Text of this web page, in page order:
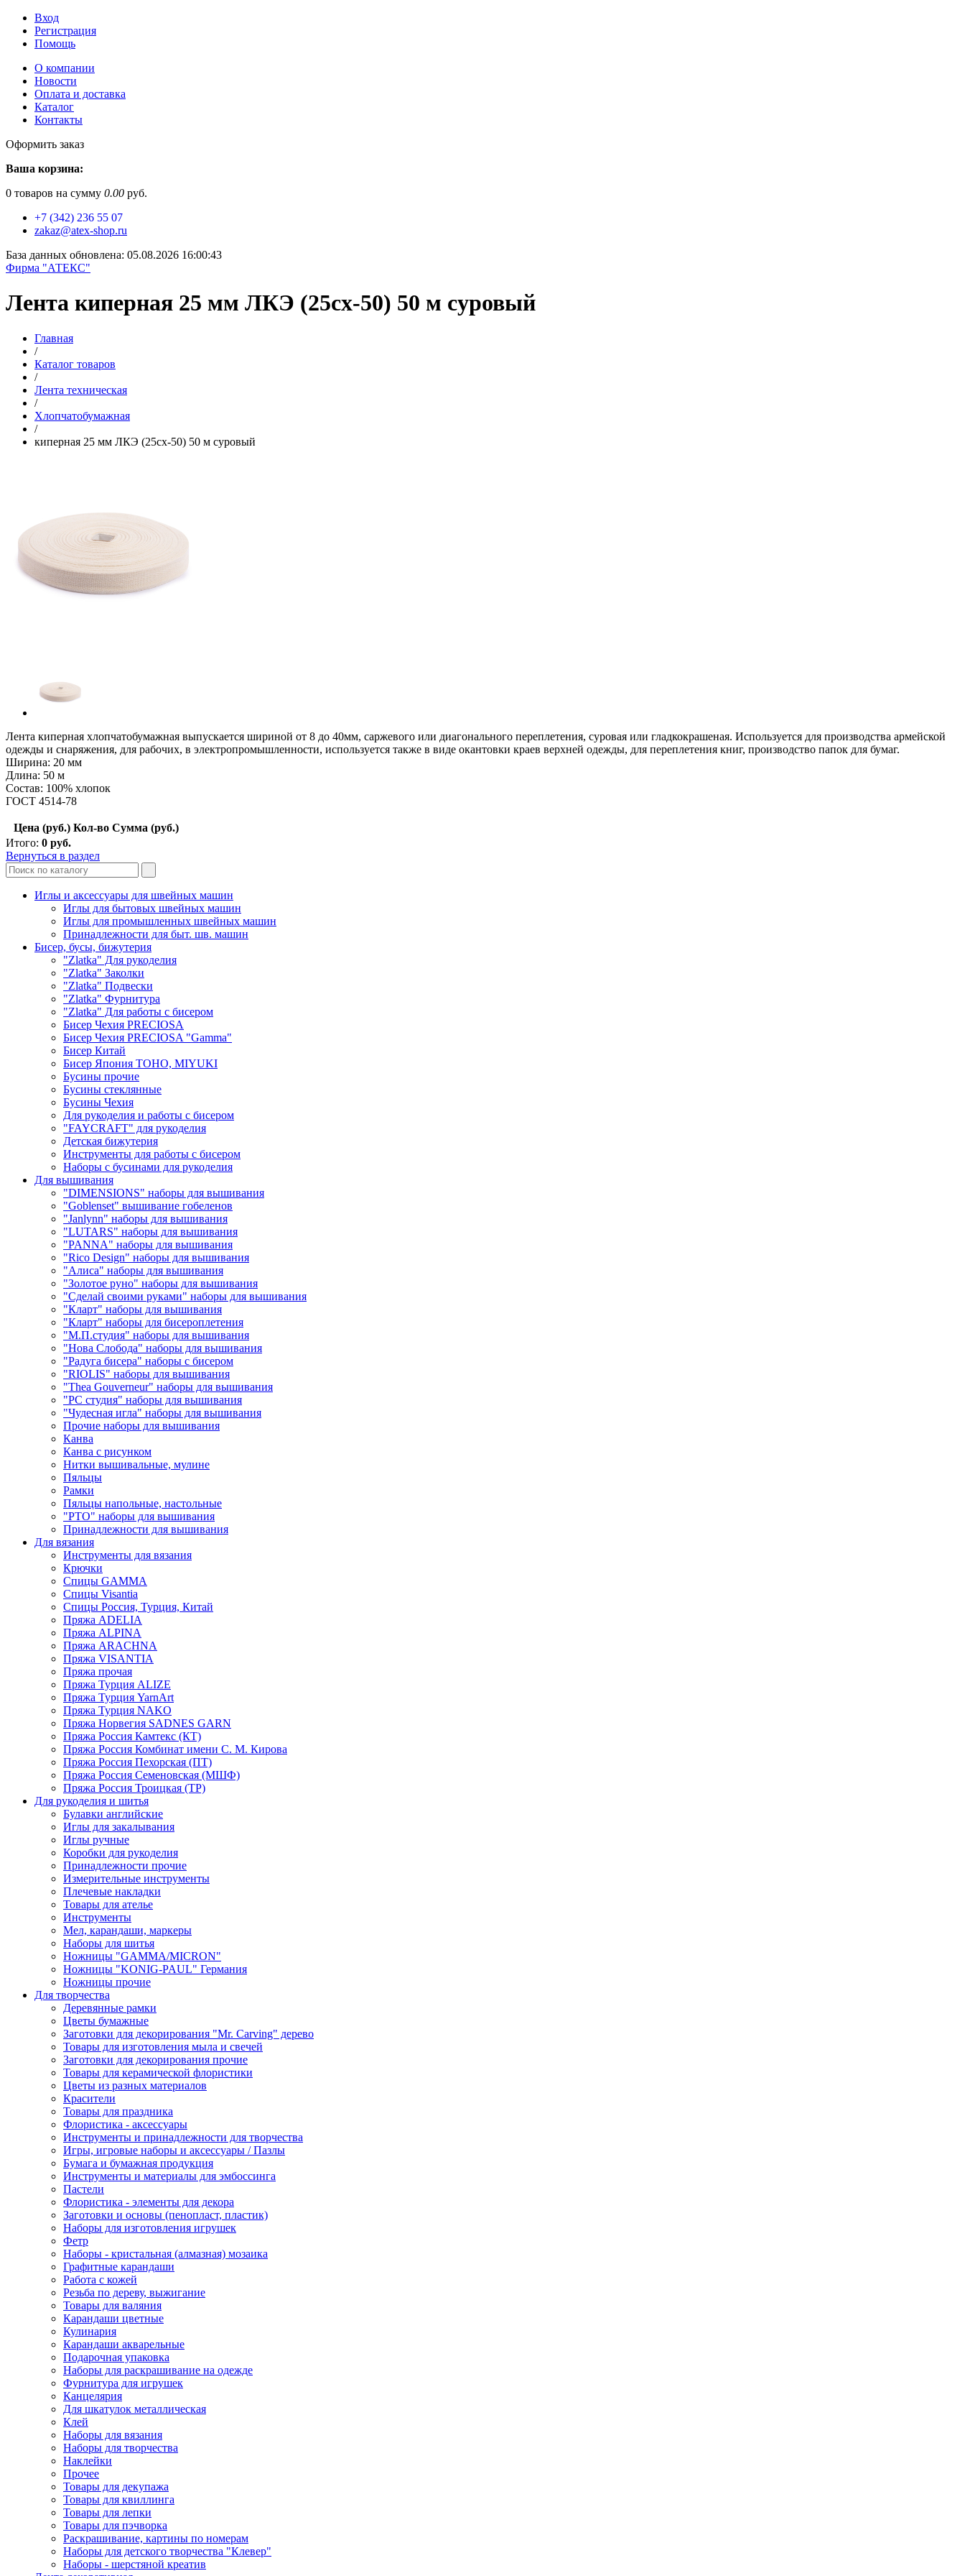
Вход
Регистрация
Помощь
О компании
Новости
Оплата и доставка
Каталог
Контакты
Оформить заказ
Ваша корзина:
0 товаров на сумму 0.00 руб.
+7 (342) 236 55 07
zakaz@atex-shop.ru
База данных обновлена: 05.08.2026 16:00:43
Фирма "АТЕКС"
Лента киперная 25 мм ЛКЭ (25сх-50) 50 м суровый
Главная
/
Каталог товаров
/
Лента техническая
/
Хлопчатобумажная
/
киперная 25 мм ЛКЭ (25сх-50) 50 м суровый
Лента киперная хлопчатобумажная выпускается шириной от 8 до 40мм, саржевого или диагонального переплетения, суровая или гладкокрашеная. Используется для производства армейской
одежды и снаряжения, для рабочих, в электропромышленности, используется также в виде окантовки краев верхней одежды, для переплетения книг, производство папок для бумаг.
Ширина: 20 мм
Длина: 50 м
Состав: 100% хлопок
ГОСТ 4514-78
Цена (руб.) Кол-во Сумма (руб.)
Итого: 0 руб.
Вернуться в раздел
Иглы и аксессуары для швейных машин
Иглы для бытовых швейных машин
Иглы для промышленных швейных машин
Принадлежности для быт. шв. машин
Бисер, бусы, бижутерия
"Zlatka" Для рукоделия
"Zlatka" Заколки
"Zlatka" Подвески
"Zlatka" Фурнитура
"Zlatka" Для работы с бисером
Бисер Чехия PRECIOSA
Бисер Чехия PRECIOSA "Gamma"
Бисер Китай
Бисер Япония TOHO, MIYUKI
Бусины прочие
Бусины стеклянные
Бусины Чехия
Для рукоделия и работы с бисером
"FAYCRAFT" для рукоделия
Детская бижутерия
Инструменты для работы с бисером
Наборы с бусинами для рукоделия
Для вышивания
"DIMENSIONS" наборы для вышивания
"Goblenset" вышивание гобеленов
"Janlynn" наборы для вышивания
"LUTARS" наборы для вышивания
"PANNA" наборы для вышивания
"Rico Design" наборы для вышивания
"Алиса" наборы для вышивания
"Золотое руно" наборы для вышивания
"Сделай своими руками" наборы для вышивания
"Кларт" наборы для вышивания
"Кларт" наборы для бисероплетения
"М.П.студия" наборы для вышивания
"Нова Слобода" наборы для вышивания
"Радуга бисера" наборы с бисером
"RIOLIS" наборы для вышивания
"Thea Gouverneur" наборы для вышивания
"РС студия" наборы для вышивания
"Чудесная игла" наборы для вышивания
Прочие наборы для вышивания
Канва
Канва с рисунком
Нитки вышивальные, мулине
Пяльцы
Рамки
Пяльцы напольные, настольные
"РТО" наборы для вышивания
Принадлежности для вышивания
Для вязания
Инструменты для вязания
Крючки
Спицы GAMMA
Спицы Visantia
Спицы Россия, Турция, Китай
Пряжа ADELIA
Пряжа ALPINA
Пряжа ARACHNA
Пряжа VISANTIA
Пряжа прочая
Пряжа Турция ALIZE
Пряжа Турция YarnArt
Пряжа Турция NAKO
Пряжа Норвегия SADNES GARN
Пряжа Россия Камтекс (КТ)
Пряжа Россия Комбинат имени С. М. Кирова
Пряжа Россия Пехорская (ПТ)
Пряжа Россия Семеновская (МШФ)
Пряжа Россия Троицкая (ТР)
Для рукоделия и шитья
Булавки английские
Иглы для закалывания
Иглы ручные
Коробки для рукоделия
Принадлежности прочие
Измерительные инструменты
Плечевые накладки
Товары для ателье
Инструменты
Мел, карандаши, маркеры
Наборы для шитья
Ножницы "GAMMA/MICRON"
Ножницы "KONIG-PAUL" Германия
Ножницы прочие
Для творчества
Деревянные рамки
Цветы бумажные
Заготовки для декорирования "Mr. Carving" дерево
Товары для изготовления мыла и свечей
Заготовки для декорирования прочие
Товары для керамической флористики
Цветы из разных материалов
Красители
Товары для праздника
Флористика - аксессуары
Инструменты и принадлежности для творчества
Игры, игровые наборы и аксессуары / Пазлы
Бумага и бумажная продукция
Инструменты и материалы для эмбоссинга
Пастели
Флористика - элементы для декора
Заготовки и основы (пенопласт, пластик)
Наборы для изготовления игрушек
Фетр
Наборы - кристальная (алмазная) мозаика
Графитные карандаши
Работа с кожей
Резьба по дереву, выжигание
Товары для валяния
Карандаши цветные
Кулинария
Карандаши акварельные
Подарочная упаковка
Наборы для раскрашивание на одежде
Фурнитура для игрушек
Канцелярия
Для шкатулок металлическая
Клей
Наборы для вязания
Наборы для творчества
Наклейки
Прочее
Товары для декупажа
Товары для квиллинга
Товары для лепки
Товары для пэчворка
Раскрашивание, картины по номерам
Наборы для детского творчества "Клевер"
Наборы - шерстяной креатив